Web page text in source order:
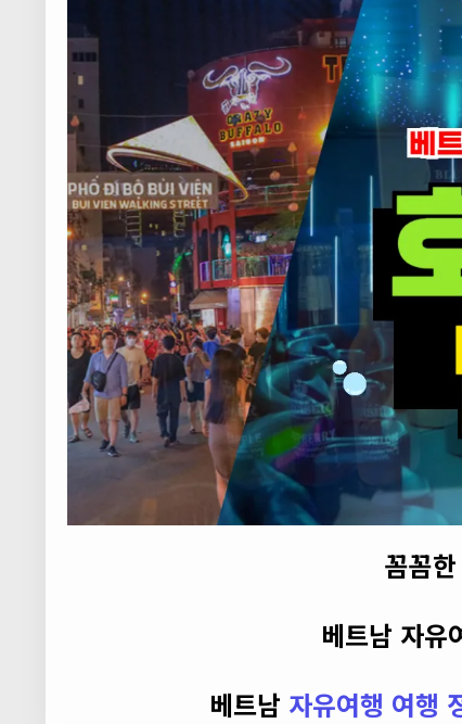
꼼꼼
베트남 자유
베트남 자유여행 여행